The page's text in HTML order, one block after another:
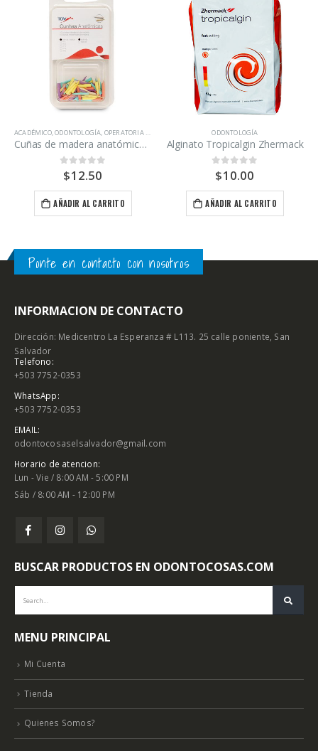
ACADÉMICO,ODONTOLOGÍA, OPERATORIA DENTAL
Cuñas de madera anatómicas surtidas marca TDV caja 100 unidades
0out of 5
$12.50
AÑADIR AL CARRITO
ODONTOLOGÍA
Alginato Tropicalgin Zhermack
0out of 5
$10.00
AÑADIR AL CARRITO
Ponte en contacto con nosotros
INFORMACION DE CONTACTO
Dirección: Medicentro La Esperanza # L113. 25 calle poniente, San
Salvador
Telefono:
+503 7752-0353
WhatsApp:
+503 7752-0353
EMAIL:
odontocosaselsalvador@gmail.com
Horario de atencion:
Lun - Vie / 8:00 AM - 5:00 PM
Sáb / 8:00 AM - 12:00 PM
BUSCAR PRODUCTOS EN ODONTOCOSAS.COM
MENU PRINCIPAL
Mi Cuenta
Tienda
Quienes Somos?